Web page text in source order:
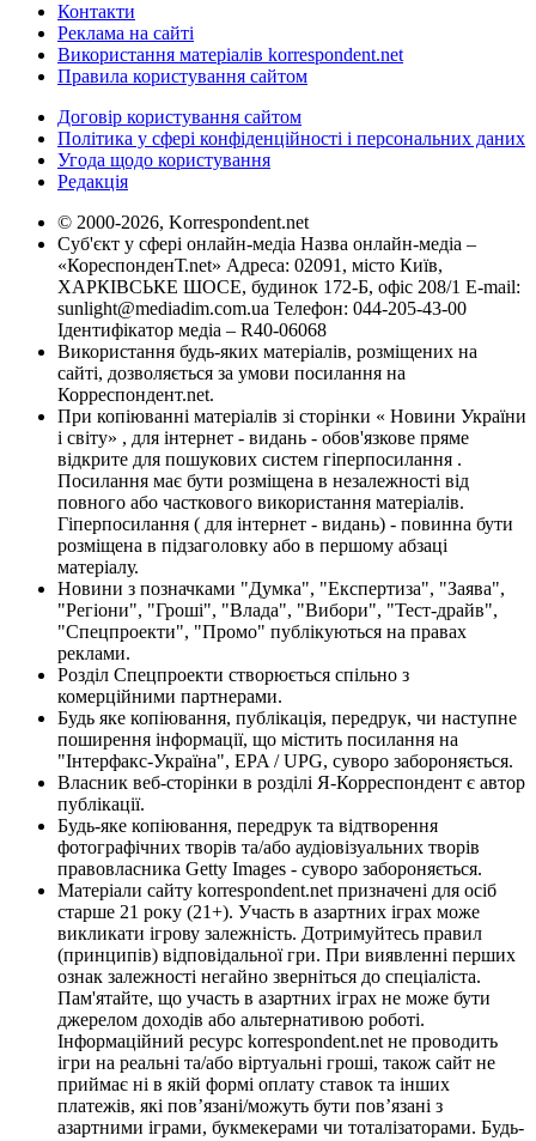
Контакти
Реклама на сайті
Використання матеріалів korrespondent.net
Правила користування сайтом
Договір користування сайтом
Політика у сфері конфіденційності і персональних даних
Угода щодо користування
Редакція
© 2000-2026, Korrespondent.net
Суб'єкт у сфері онлайн-медіа Назва онлайн-медіа –
«КореспонденТ.net» Адреса: 02091, місто Київ,
ХАРКІВСЬКЕ ШОСЕ, будинок 172-Б, офіс 208/1 E-mail:
sunlight@mediadim.com.ua Телефон: 044-205-43-00
Ідентифікатор медіа – R40-06068
Використання будь-яких матеріалів, розміщених на
сайті, дозволяється за умови посилання на
Корреспондент.net.
При копіюванні матеріалів зі сторінки « Новини України
і світу» , для інтернет - видань - обов'язкове пряме
відкрите для пошукових систем гіперпосилання .
Посилання має бути розміщена в незалежності від
повного або часткового використання матеріалів.
Гіперпосилання ( для інтернет - видань) - повинна бути
розміщена в підзаголовку або в першому абзаці
матеріалу.
Новини з позначками "Думка", "Експертиза", "Заява",
"Регіони", "Гроші", "Влада", "Вибори", "Тест-драйв",
"Спецпроекти", "Промо" публікуються на правах
реклами.
Розділ Спецпроекти створюється спільно з
комерційними партнерами.
Будь яке копіювання, публікація, передрук, чи наступне
поширення інформації, що містить посилання на
"Інтерфакс-Україна", EPA / UPG, суворо забороняється.
Власник веб-сторінки в розділі Я-Корреспондент є автор
публікації.
Будь-яке копіювання, передрук та відтворення
фотографічних творів та/або аудіовізуальних творів
правовласника Getty Images - суворо забороняється.
Матеріали сайту korrespondent.net призначені для осіб
старше 21 року (21+). Участь в азартних іграх може
викликати ігрову залежність. Дотримуйтесь правил
(принципів) відповідальної гри. При виявленні перших
ознак залежності негайно зверніться до спеціаліста.
Пам'ятайте, що участь в азартних іграх не може бути
джерелом доходів або альтернативою роботі.
Інформаційний ресурс korrespondent.net не проводить
ігри на реальні та/або віртуальні гроші, також сайт не
приймає ні в якій формі оплату ставок та інших
платежів, які пов’язані/можуть бути пов’язані з
азартними іграми, букмекерами чи тоталізаторами. Будь-